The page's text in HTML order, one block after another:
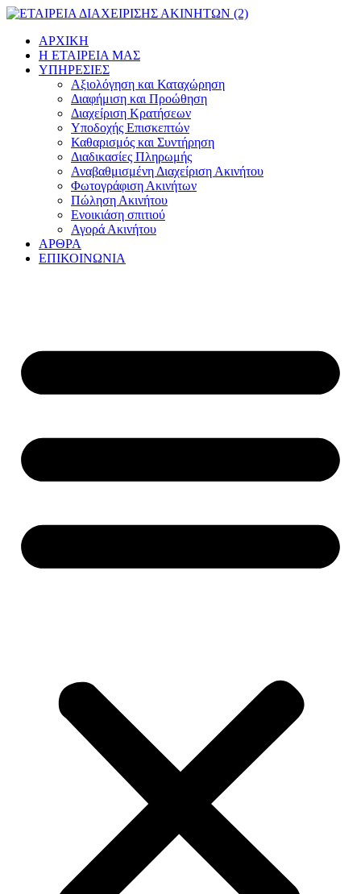
Μετάβαση
περιεχόμενο
ΑΡΧΙΚΗ
Η ΕΤΑΙΡΕΙΑ ΜΑΣ
ΥΠΗΡΕΣΙΕΣ
Αξιολόγηση και Καταχώρηση
Διαφήμιση και Προώθηση
Διαχείριση Κρατήσεων
Υποδοχής Επισκεπτών
Καθαρισμός και Συντήρηση
Διαδικασίες Πληρωμής
Αναβαθμισμένη Διαχείριση Ακινήτου
Φωτογράφιση Ακινήτων
Πώληση Ακινήτου
Ενοικιάση σπιτιού
Αγορά Ακινήτου
ΑΡΘΡΑ
ΕΠΙΚΟΙΝΩΝΙΑ